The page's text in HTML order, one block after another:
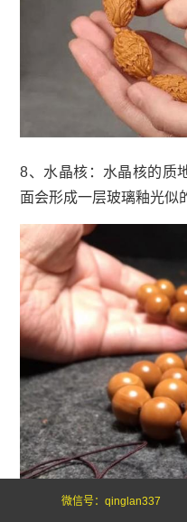
8、水晶核：水晶核的质
面会形成一层玻璃釉光似
微信号：qinglan337